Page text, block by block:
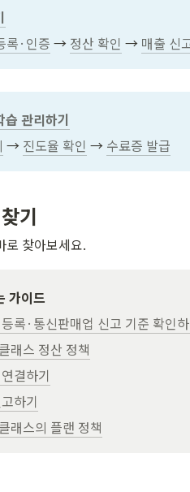
록·인증 → 정산 확인 → 매출 신
습 관리하기
→ 진도율 확인 → 수료증 발급
기
로 찾아보세요.
가이드
록·통신판매업 신고 기준 확인
래스 정산 정책
결하기
하기
래스의 플랜 정책